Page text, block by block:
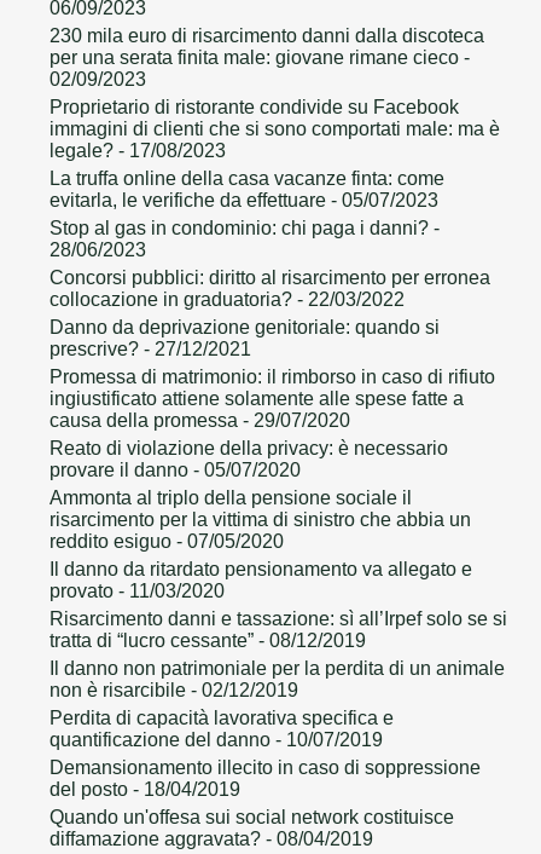
06/09/2023
230 mila euro di risarcimento danni dalla discoteca
per una serata finita male: giovane rimane cieco -
02/09/2023
Proprietario di ristorante condivide su Facebook
immagini di clienti che si sono comportati male: ma è
legale? - 17/08/2023
La truffa online della casa vacanze finta: come
evitarla, le verifiche da effettuare - 05/07/2023
Stop al gas in condominio: chi paga i danni? -
28/06/2023
Concorsi pubblici: diritto al risarcimento per erronea
collocazione in graduatoria? - 22/03/2022
Danno da deprivazione genitoriale: quando si
prescrive? - 27/12/2021
Promessa di matrimonio: il rimborso in caso di rifiuto
ingiustificato attiene solamente alle spese fatte a
causa della promessa - 29/07/2020
Reato di violazione della privacy: è necessario
provare il danno - 05/07/2020
Ammonta al triplo della pensione sociale il
risarcimento per la vittima di sinistro che abbia un
reddito esiguo - 07/05/2020
Il danno da ritardato pensionamento va allegato e
provato - 11/03/2020
Risarcimento danni e tassazione: sì all’Irpef solo se si
tratta di “lucro cessante” - 08/12/2019
Il danno non patrimoniale per la perdita di un animale
non è risarcibile - 02/12/2019
Perdita di capacità lavorativa specifica e
quantificazione del danno - 10/07/2019
Demansionamento illecito in caso di soppressione
del posto - 18/04/2019
Quando un'offesa sui social network costituisce
diffamazione aggravata? - 08/04/2019